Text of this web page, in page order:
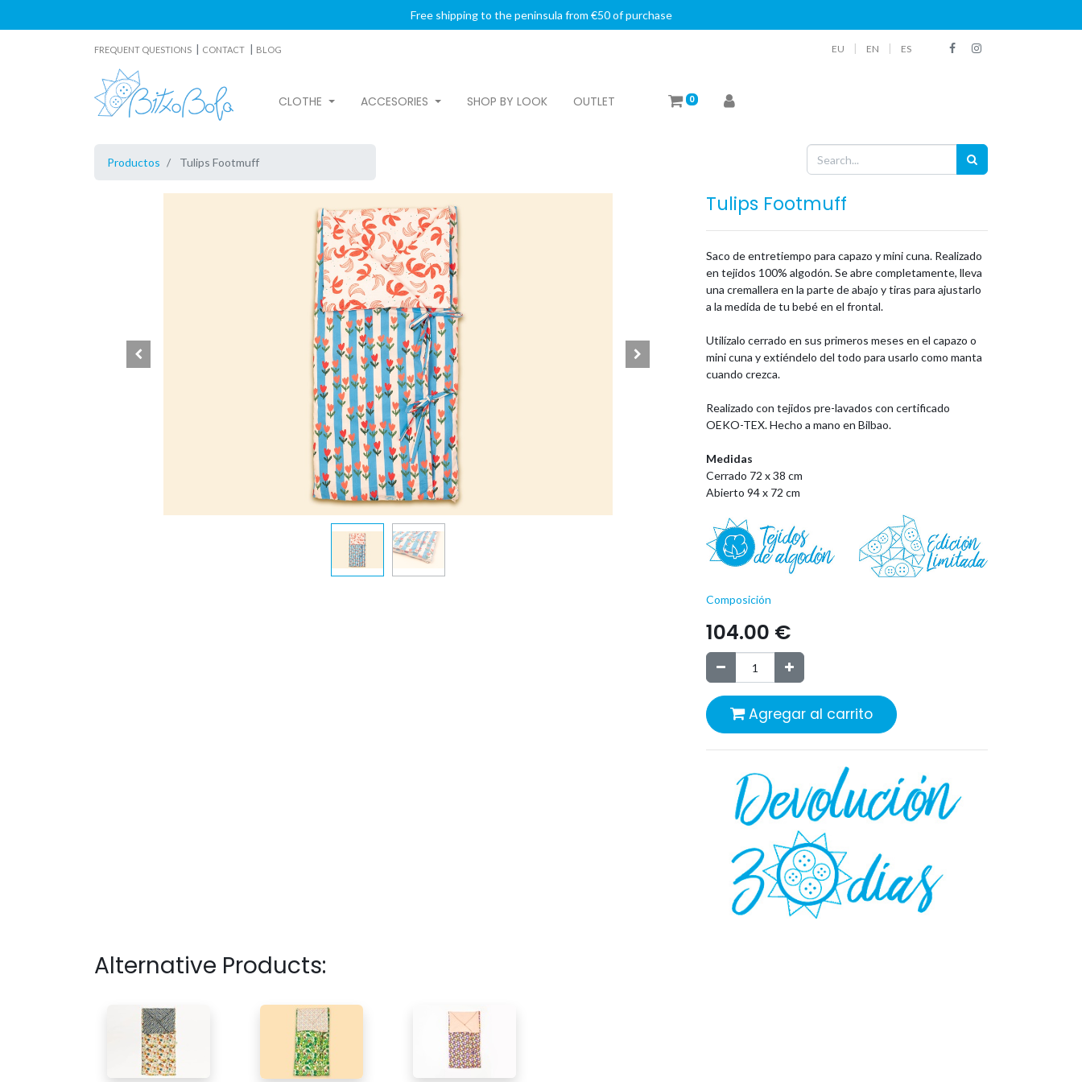
Free shipping to the peninsula from €50 of purchase
FREQUENT QUESTIONS | CONTACT | BLOG EU EN ES
CLOTHE ACCESORIES SHOP BY LOOK OUTLET 0
Productos Tulips Footmuff
Tulips Footmuff
Saco de entretiempo para capazo y mini cuna. Realizado
en tejidos 100% algodón. Se abre completamente, lleva
una cremallera en la parte de abajo y tiras para ajustarlo
a la medida de tu bebé en el frontal.
Utilízalo cerrado en sus primeros meses en el capazo o
mini cuna y extiéndelo del todo para usarlo como manta
cuando crezca.
Realizado con tejidos pre-lavados con certificado
OEKO-TEX. Hecho a mano en Bilbao.
Medidas
Cerrado 72 x 38 cm
Abierto 94 x 72 cm
Composición
104.00 €
Agregar al carrito
Alternative Products: